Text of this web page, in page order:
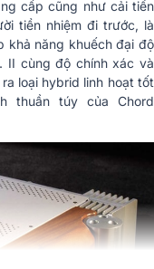
cấp cũng như cải tiến
tiền nhiệm đi trước, là
khả năng khuếch đại độ
II cùng độ chính xác và
loại hybrid linh hoạt tốt
thuần túy của Chord